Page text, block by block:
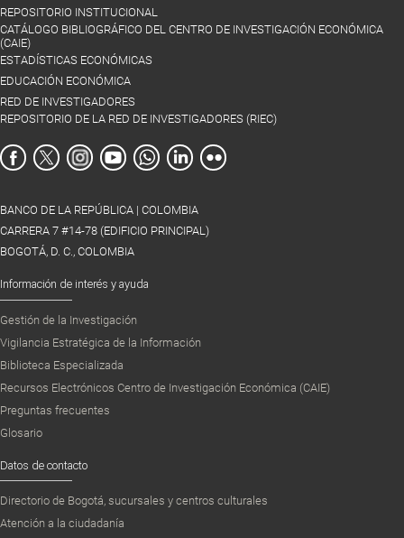
REPOSITORIO INSTITUCIONAL
CATÁLOGO BIBLIOGRÁFICO DEL CENTRO DE INVESTIGACIÓN ECONÓMICA
(CAIE)
ESTADÍSTICAS ECONÓMICAS
EDUCACIÓN ECONÓMICA
RED DE INVESTIGADORES
REPOSITORIO DE LA RED DE INVESTIGADORES (RIEC)
BANCO DE LA REPÚBLICA | COLOMBIA
CARRERA 7 #14-78 (EDIFICIO PRINCIPAL)
BOGOTÁ, D. C., COLOMBIA
Información de interés y ayuda
Gestión de la Investigación
Vigilancia Estratégica de la Información
Biblioteca Especializada
Recursos Electrónicos Centro de Investigación Económica (CAIE)
Preguntas frecuentes
Glosario
Datos de contacto
Directorio de Bogotá, sucursales y centros culturales
Atención a la ciudadanía